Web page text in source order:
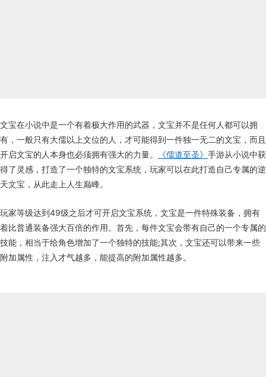
文宝在小说中是一个有着极大作用的武器，文宝并不是任何人都可以拥
有，一般只有大儒以上文位的人，才可能得到一件独一无二的文宝，而且
开启文宝的人本身也必须拥有强大的力量。
《儒道至圣》 手游从小说中获
得了灵感，打造了一个独特的文宝系统，玩家可以在此打造自己专属的逆
天文宝，从此走上人生巅峰。
玩家等级达到49级之后才可开启文宝系统，文宝是一件特殊装备，拥有
着比普通装备强大百倍的作用。首先，每件文宝会带有自己的一个专属的
技能，相当于给角色增加了一个独特的技能;其次，文宝还可以带来一些
附加属性，注入才气越多，能提高的附加属性越多。